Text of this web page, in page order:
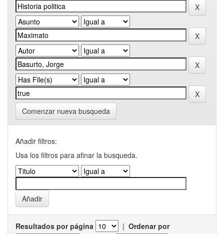
Comenzar nueva busqueda
Añadir filtros:
Usa los filtros para afinar la busqueda.
Resultados por página | Ordenar por